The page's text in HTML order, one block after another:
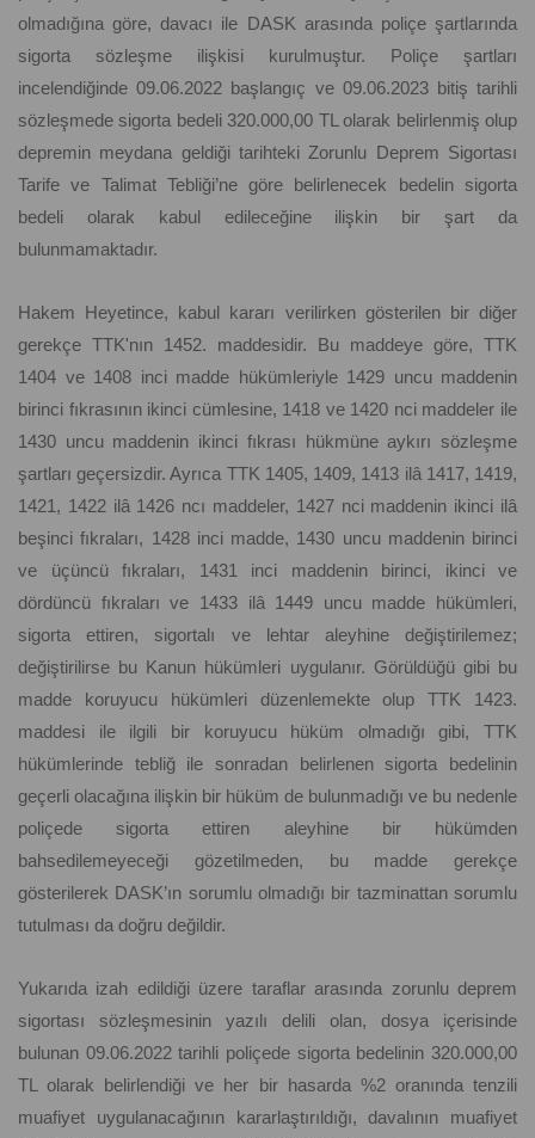
olmadığına göre, davacı ile DASK arasında poliçe şartlarında
sigorta sözleşme ilişkisi kurulmuştur. Poliçe şartları
incelendiğinde 09.06.2022 başlangıç ve 09.06.2023 bitiş tarihli
sözleşmede sigorta bedeli 320.000,00 TL olarak belirlenmiş olup
depremin meydana geldiği tarihteki Zorunlu Deprem Sigortası
Tarife ve Talimat Tebliği’ne göre belirlenecek bedelin sigorta
bedeli olarak kabul edileceğine ilişkin bir şart da
bulunmamaktadır.
Hakem Heyetince, kabul kararı verilirken gösterilen bir diğer
gerekçe TTK'nın 1452. maddesidir. Bu maddeye göre, TTK
1404 ve 1408 inci madde hükümleriyle 1429 uncu maddenin
birinci fıkrasının ikinci cümlesine, 1418 ve 1420 nci maddeler ile
1430 uncu maddenin ikinci fıkrası hükmüne aykırı sözleşme
şartları geçersizdir. Ayrıca TTK 1405, 1409, 1413 ilâ 1417, 1419,
1421, 1422 ilâ 1426 ncı maddeler, 1427 nci maddenin ikinci ilâ
beşinci fıkraları, 1428 inci madde, 1430 uncu maddenin birinci
ve üçüncü fıkraları, 1431 inci maddenin birinci, ikinci ve
dördüncü fıkraları ve 1433 ilâ 1449 uncu madde hükümleri,
sigorta ettiren, sigortalı ve lehtar aleyhine değiştirilemez;
değiştirilirse bu Kanun hükümleri uygulanır. Görüldüğü gibi bu
madde koruyucu hükümleri düzenlemekte olup TTK 1423.
maddesi ile ilgili bir koruyucu hüküm olmadığı gibi, TTK
hükümlerinde tebliğ ile sonradan belirlenen sigorta bedelinin
geçerli olacağına ilişkin bir hüküm de bulunmadığı ve bu nedenle
poliçede sigorta ettiren aleyhine bir hükümden
bahsedilemeyeceği gözetilmeden, bu madde gerekçe
gösterilerek DASK’ın sorumlu olmadığı bir tazminattan sorumlu
tutulması da doğru değildir.
Yukarıda izah edildiği üzere taraflar arasında zorunlu deprem
sigortası sözleşmesinin yazılı delili olan, dosya içerisinde
bulunan 09.06.2022 tarihli poliçede sigorta bedelinin 320.000,00
TL olarak belirlendiği ve her bir hasarda %2 oranında tenzili
muafiyet uygulanacağının kararlaştırıldığı, davalının muafiyet